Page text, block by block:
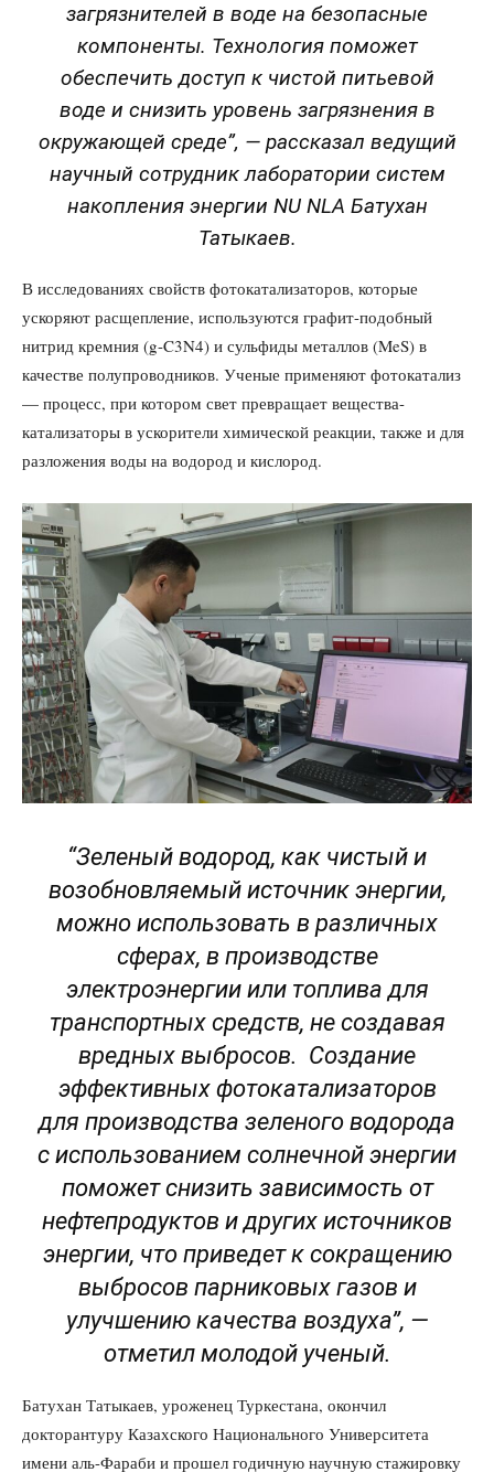
загрязнителей в воде на безопасные
компоненты. Технология поможет
обеспечить доступ к чистой питьевой
воде и снизить уровень загрязнения в
окружающей среде”, — рассказал ведущий
научный сотрудник лаборатории систем
накопления энергии NU NLA Батухан
Татыкаев.
В исследованиях свойств фотокатализаторов, которые
ускоряют расщепление, используются графит-подобный
нитрид кремния (g-C3N4) и сульфиды металлов (MeS) в
качестве полупроводников. Ученые применяют фотокатализ
— процесс, при котором свет превращает вещества-
катализаторы в ускорители химической реакции, также и для
разложения воды на водород и кислород.
“Зеленый водород, как чистый и
возобновляемый источник энергии,
можно использовать в различных
сферах, в производстве
электроэнергии или топлива для
транспортных средств, не создавая
вредных выбросов. Создание
эффективных фотокатализаторов
для производства зеленого водорода
с использованием солнечной энергии
поможет снизить зависимость от
нефтепродуктов и других источников
энергии, что приведет к сокращению
выбросов парниковых газов и
улучшению качества воздуха”, —
отметил молодой ученый.
Батухан Татыкаев, уроженец Туркестана, окончил
докторантуру Казахского Национального Университета
имени аль-Фараби и прошел годичную научную стажировку